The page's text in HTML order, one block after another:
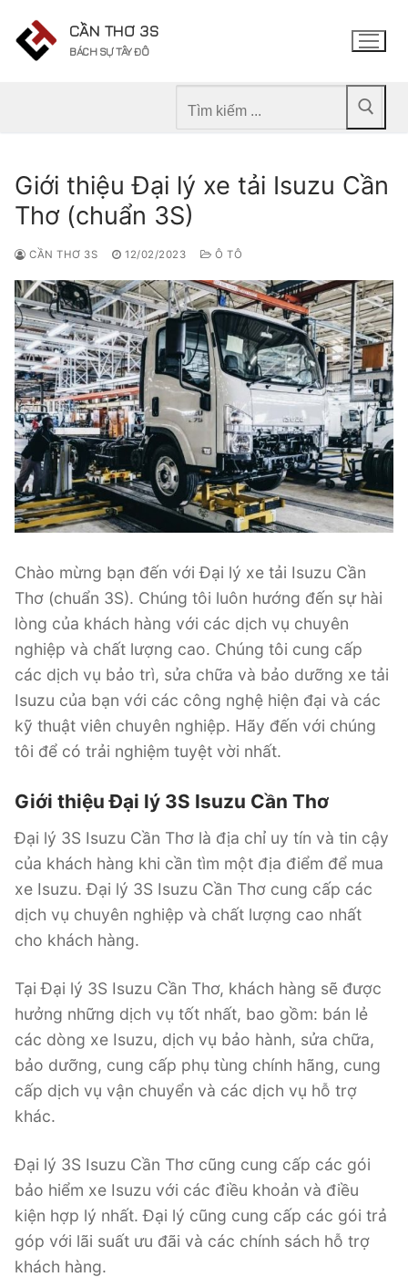
đến
CẦN THƠ 3S
BÁCH SỰ TÂY ĐÔ
kiếm
Giới thiệu Đại lý xe tải Isuzu Cần
Thơ (chuẩn 3S)
CẦN THƠ 3S 12/02/2023 Ô TÔ
Chào mừng bạn đến với Đại lý xe tải Isuzu Cần
Thơ (chuẩn 3S). Chúng tôi luôn hướng đến sự hài
lòng của khách hàng với các dịch vụ chuyên
nghiệp và chất lượng cao. Chúng tôi cung cấp
các dịch vụ bảo trì, sửa chữa và bảo dưỡng xe tải
Isuzu của bạn với các công nghệ hiện đại và các
kỹ thuật viên chuyên nghiệp. Hãy đến với chúng
tôi để có trải nghiệm tuyệt vời nhất.
Giới thiệu Đại lý 3S Isuzu Cần Thơ
Đại lý 3S Isuzu Cần Thơ là địa chỉ uy tín và tin cậy
của khách hàng khi cần tìm một địa điểm để mua
xe Isuzu. Đại lý 3S Isuzu Cần Thơ cung cấp các
dịch vụ chuyên nghiệp và chất lượng cao nhất
cho khách hàng.
Tại Đại lý 3S Isuzu Cần Thơ, khách hàng sẽ được
hưởng những dịch vụ tốt nhất, bao gồm: bán lẻ
các dòng xe Isuzu, dịch vụ bảo hành, sửa chữa,
bảo dưỡng, cung cấp phụ tùng chính hãng, cung
cấp dịch vụ vận chuyển và các dịch vụ hỗ trợ
khác.
Đại lý 3S Isuzu Cần Thơ cũng cung cấp các gói
bảo hiểm xe Isuzu với các điều khoản và điều
kiện hợp lý nhất. Đại lý cũng cung cấp các gói trả
góp với lãi suất ưu đãi và các chính sách hỗ trợ
khách hàng.